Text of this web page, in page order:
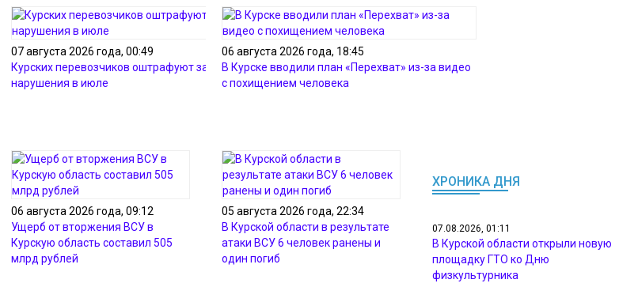
кювет с
07 августа 2026 года, 00:49
Курских перевозчиков оштрафуют за 423
нарушения в июле
06 августа 2026 года, 18:45
В Курске вводили план «Перехват» из-за видео
с похищением человека
06 августа 2026 года, 09:12
Ущерб от вторжения ВСУ в
Курскую область составил 505
млрд рублей
05 августа 2026 года, 22:34
В Курской области в результате
атаки ВСУ 6 человек ранены и
один погиб
ХРОНИКА ДНЯ
07.08.2026, 01:11
В Курской области открыли новую
площадку ГТО ко Дню
физкультурника